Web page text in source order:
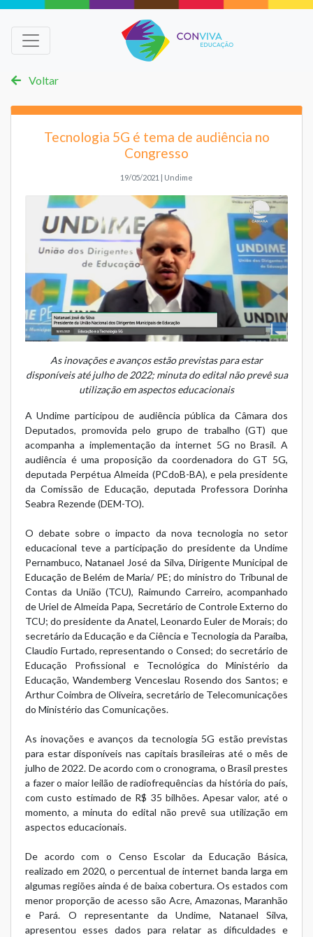
Voltar
Tecnologia 5G é tema de audiência no
Congresso
19/05/2021 | Undime
As inovações e avanços estão previstas para estar
disponíveis até julho de 2022; minuta do edital não prevê sua
utilização em aspectos educacionais
A Undime participou de audiência pública da Câmara dos
Deputados, promovida pelo grupo de trabalho (GT) que
acompanha a implementação da internet 5G no Brasil. A
audiência é uma proposição da coordenadora do GT 5G,
deputada Perpétua Almeida (PCdoB-BA), e pela presidente
da Comissão de Educação, deputada Professora Dorinha
Seabra Rezende (DEM-TO).
O debate sobre o impacto da nova tecnologia no setor
educacional teve a participação do presidente da Undime
Pernambuco, Natanael José da Silva, Dirigente Municipal de
Educação de Belém de Maria/ PE; do ministro do Tribunal de
Contas da União (TCU), Raimundo Carreiro, acompanhado
de Uriel de Almeida Papa, Secretário de Controle Externo do
TCU; do presidente da Anatel, Leonardo Euler de Morais; do
secretário da Educação e da Ciência e Tecnologia da Paraíba,
Claudio Furtado, representando o Consed; do secretário de
Educação Profissional e Tecnológica do Ministério da
Educação, Wandemberg Venceslau Rosendo dos Santos; e
Arthur Coimbra de Oliveira, secretário de Telecomunicações
do Ministério das Comunicações.
As inovações e avanços da tecnologia 5G estão previstas
para estar disponíveis nas capitais brasileiras até o mês de
julho de 2022. De acordo com o cronograma, o Brasil prestes
a fazer o maior leilão de radiofrequências da história do país,
com custo estimado de R$ 35 bilhões. Apesar valor, até o
momento, a minuta do edital não prevê sua utilização em
aspectos educacionais.
De acordo com o Censo Escolar da Educação Básica,
realizado em 2020, o percentual de internet banda larga em
algumas regiões ainda é de baixa cobertura. Os estados com
menor proporção de acesso são Acre, Amazonas, Maranhão
e Pará. O representante da Undime, Natanael Silva,
apresentou esses dados para relatar as dificuldades e